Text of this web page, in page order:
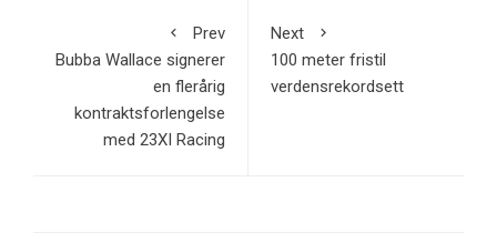
Prev
Bubba Wallace signerer
en flerårig
kontraktsforlengelse
med 23XI Racing
Next
100 meter fristil
verdensrekordsett